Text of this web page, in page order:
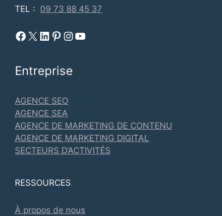
TEL : 09 73 88 45 37
Facebook Metadosi
Metadosi est sur X Metadosi sur Linkedin
Metadosi sur Pinterest
Metadosi sur Instagram
Metadosi sur Youtube
Entreprise
AGENCE SEO
AGENCE SEA
AGENCE DE MARKETING DE CONTENU
AGENCE DE MARKETING DIGITAL
SECTEURS D’ACTIVITÉS
RESSOURCES
À propos de nous